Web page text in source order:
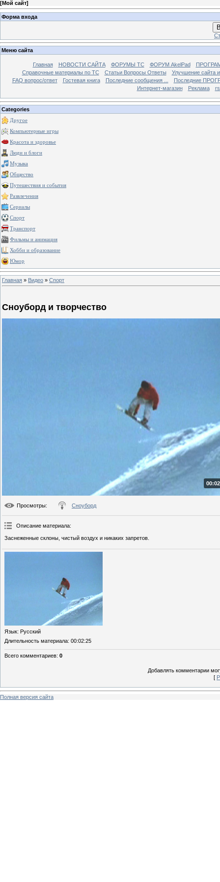
[Мой сайт]
Форма входа
Меню сайта
Главная НОВОСТИ САЙТА ФОРУМЫ TC ФОРУМ AkelPad
Справочные материалы по TС
Статьи Вопросы Ответы
Улучшение сайта
FAQ вопрос/ответ
Гостевая книга Последние сообщения ...
Последние
Интернет-магазин
Реклама
Categories
Другое
Компьютерные игры
Красота и здоровье
Люди и блоги
Музыка
Общество
Путешествия и события
Развлечения
Сериалы
Спорт
Транспорт
Фильмы и анимация
Хобби и образование
Юмор
Главная » Видео » Спорт
Сноуборд и творчество
Просмотры: Сноуборд
Описание материала:
Заснеженные склоны, чистый воздух и никаких запретов.
Язык: Русский
Длительность материала: 00:02:25
Всего комментариев: 0
Добавлять комментарии
[
Полная версия сайта